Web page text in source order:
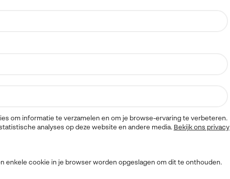
om informatie te verzamelen en om je browse-ervaring te verbeteren.
analyses op deze website en andere media. Bekijk ons privacy
enkele cookie in je browser worden opgeslagen om dit te onthouden.